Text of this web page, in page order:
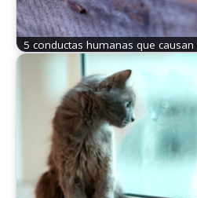
5 conductas humanas que